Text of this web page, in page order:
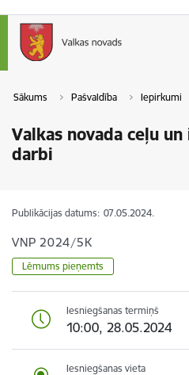
Sākums Pašvaldība Iepirkumi
Valkas novada ceļu
darbi
Publikācijas datums: 07.05.2024.
VNP 2024/5K
Lēmums pieņemts
Iesniegšanas termiņš
10:00, 28.05.2024
Iesniegšanas vieta